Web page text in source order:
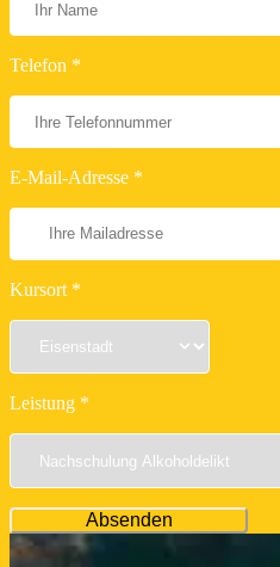
Telefon *
E-Mail-Adresse *
Kursort *
Leistung *